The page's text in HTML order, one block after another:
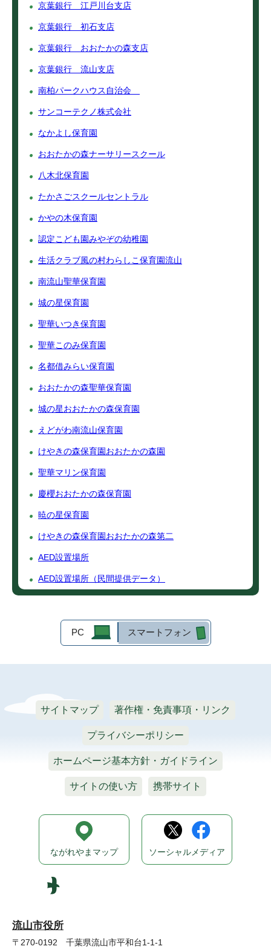
京葉銀行 江戸川台支店
京葉銀行 初石支店
京葉銀行 おおたかの森支店
京葉銀行 流山支店
南柏パークハウス自治会
サンコーテクノ株式会社
なかよし保育園
おおたかの森ナーサリースクール
八木北保育園
たかさごスクールセントラル
かやの木保育園
認定こども園みやぞの幼稚園
生活クラブ風の村わらしこ保育園流山
南流山聖華保育園
城の星保育園
聖華いつき保育園
聖華このみ保育園
名都借みらい保育園
おおたかの森聖華保育園
城の星おおたかの森保育園
えどがわ南流山保育園
けやきの森保育園おおたかの森園
聖華マリン保育園
慶櫻おおたかの森保育園
暁の星保育園
けやきの森保育園おおたかの森第二
AED設置場所
AED設置場所（民間提供データ）
PC スマートフォン
サイトマップ 著作権・免責事項・リンク
プライバシーポリシー
ホームページ基本方針・ガイドライン
サイトの使い方 携帯サイト
流山市役所
〒270-0192 千葉県流山市平和台1-1-1
ながれやまマップ ソーシャルメディア